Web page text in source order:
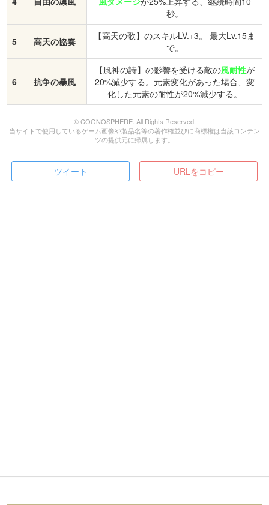
秒。
5 高天の協奏
【高天の歌】のスキルLV.+3。 最大Lv.15ま
で。
6 抗争の暴風
【風神の詩】の影響を受ける敵の風耐性が
20%減少する。元素変化があった場合、変
化した元素の耐性が20%減少する。
© COGNOSPHERE. All Rights Reserved.
当サイトで使用しているゲーム画像や製品名等の著作権並びに商標権は当該コンテン
ツの提供元に帰属します。
ツイート URLをコピー